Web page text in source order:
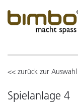
<< zurück zur Auswahl
Spielanlage 4